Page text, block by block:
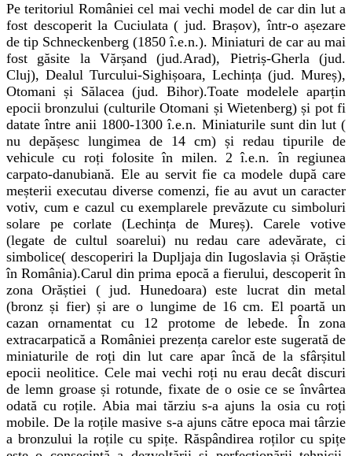
Pe teritoriul României cel mai vechi model de car din lut a
fost descoperit la Cuciulata ( jud. Brașov), într-o așezare
de tip Schneckenberg (1850 î.e.n.). Miniaturi de car au mai
fost găsite la Vărșand (jud.Arad), Pietriș-Gherla (jud.
Cluj), Dealul Turcului-Sighișoara, Lechința (jud. Mureș),
Otomani și Sălacea (jud. Bihor).Toate modelele aparțin
epocii bronzului (culturile Otomani și Wietenberg) și pot fi
datate între anii 1800-1300 î.e.n. Miniaturile sunt din lut (
nu depășesc lungimea de 14 cm) și redau tipurile de
vehicule cu roți folosite în milen. 2 î.e.n. în regiunea
carpato-danubiană. Ele au servit fie ca modele după care
meșterii executau diverse comenzi, fie au avut un caracter
votiv, cum e cazul cu exemplarele prevăzute cu simboluri
solare pe corlate (Lechința de Mureș). Carele votive
(legate de cultul soarelui) nu redau care adevărate, ci
simbolice( descoperiri la Dupljaja din Iugoslavia și Orăștie
în România).Carul din prima epocă a fierului, descoperit în
zona Orăștiei ( jud. Hunedoara) este lucrat din metal
(bronz și fier) și are o lungime de 16 cm. El poartă un
cazan ornamentat cu 12 protome de lebede. În zona
extracarpatică a României prezența carelor este sugerată de
miniaturile de roți din lut care apar încă de la sfârșitul
epocii neolitice. Cele mai vechi roți nu erau decât discuri
de lemn groase și rotunde, fixate de o osie ce se învârtea
odată cu roțile. Abia mai tărziu s-a ajuns la osia cu roți
mobile. De la roțile masive s-a ajuns către epoca mai târzie
a bronzului la roțile cu spițe. Răspândirea roților cu spițe